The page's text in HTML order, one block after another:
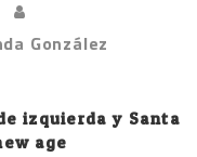
González
izquierda y Santa
age